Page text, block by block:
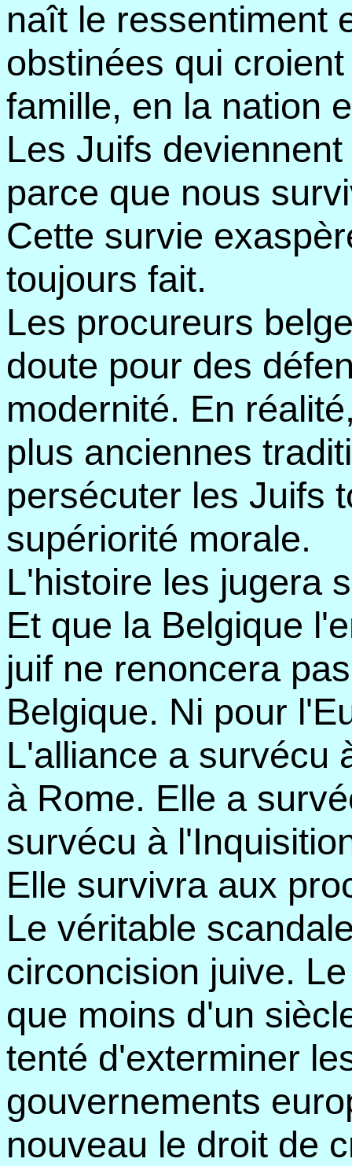
naît le ressentiment
obstinées qui
famille, en la nation
Les Juifs
parce que nous
Cette survie
toujours fait.
Les procureurs
doute pour des
modernité. En
plus anciennes
persécuter les Juifs
supériorité morale.
L'histoire les jugera
Et que la Belgique
juif ne renoncera
Belgique. Ni pour
L'alliance a survécu
à Rome. Elle a
survécu à
Elle survivra aux
Le véritable
circoncision juive.
que moins d'un
tenté d'exterminer
gouvernements
nouveau le droit de